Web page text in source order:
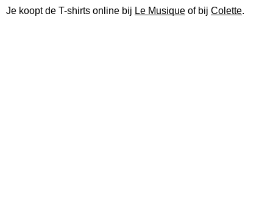
Je koopt de T-shirts online bij Le Musique of bij Colette.